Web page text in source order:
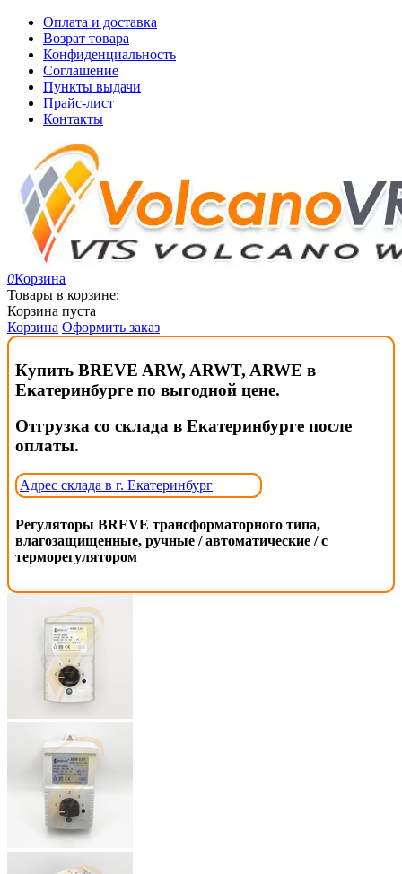
Оплата и доставка
Возрат товара
Конфиденциальность
Соглашение
Пункты выдачи
Прайс-лист
Контакты
0Корзина
Товары в корзине:
Корзина пуста
Корзина Оформить заказ
Купить BREVE ARW, ARWT, ARWE в
Екатеринбурге по выгодной цене.
Отгрузка со склада в Екатеринбурге после
оплаты.
Адрес склада в г. Екатеринбург
Регуляторы BREVE трансформаторного типа,
влагозащищенные, ручные / автоматические / с
терморегулятором